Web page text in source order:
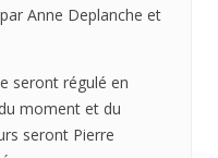
Anne Deplanche et
seront régulé en
moment et du
seront Pierre